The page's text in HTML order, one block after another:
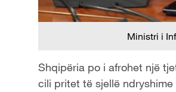
Ministri i
Shqipëria po i afrohet një
cili pritet të sjellë